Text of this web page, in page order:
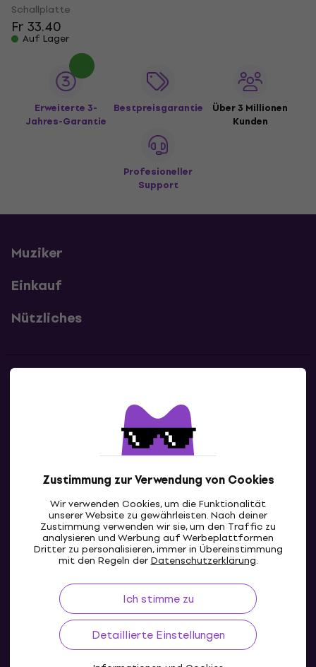
Zustimmung zur Verwendung von Cookies
Wir verwenden Cookies, um die Funktionalität
unserer Website zu gewährleisten. Nach deiner
Zustimmung verwenden wir sie, um den Traffic zu
analysieren und Werbung auf Werbeplattformen
Dritter zu personalisieren, immer in Übereinstimmung
mit den Regeln derDatenschutzerklärung.
Ich stimme zu
Detaillierte Einstellungen
Schallplatte
Fr 33.40
Auf Lager
Erweiterte 3-
Jahres-Garantie
Bestpreisgarantie
Über 3 Millionen
Kunden
Profesioneller
Support
Muziker
Einkauf
Nützliches
Kontaktiere uns
CH